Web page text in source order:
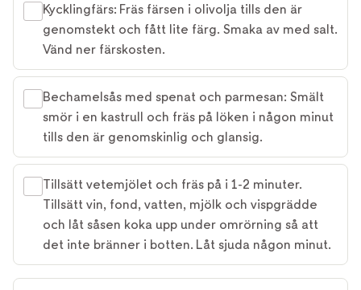
Kycklingfärs: Fräs färsen i olivolja tills den är
genomstekt och fått lite färg. Smaka av med salt.
Vänd ner färskosten.
Bechamelsås med spenat och parmesan: Smält
smör i en kastrull och fräs på löken i någon minut
tills den är genomskinlig och glansig.
Tillsätt vetemjölet och fräs på i 1-2 minuter.
Tillsätt vin, fond, vatten, mjölk och vispgrädde
och låt såsen koka upp under omrörning så att
det inte bränner i botten. Låt sjuda någon minut.